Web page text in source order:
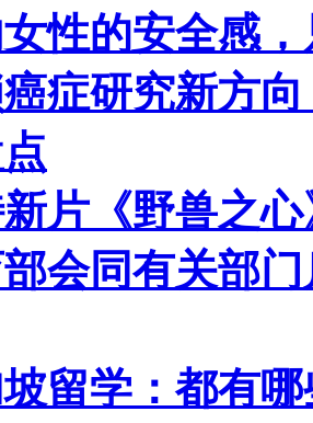
性的安全感
症研究新方
片《野兽之
会同有关部
留学：都有